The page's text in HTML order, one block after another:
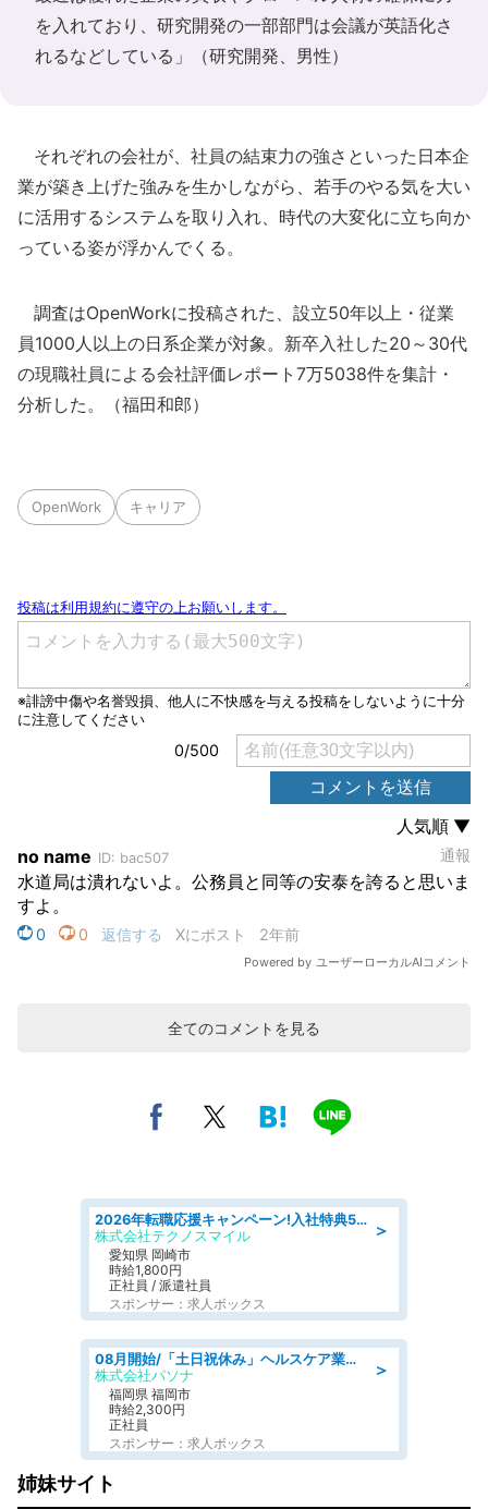
を入れており、研究開発の一部部門は会議が英語化さ
れるなどしている」（研究開発、男性）
それぞれの会社が、社員の結束力の強さといった日本企
業が築き上げた強みを生かしながら、若手のやる気を大い
に活用するシステムを取り入れ、時代の大変化に立ち向か
っている姿が浮かんでくる。
調査はOpenWorkに投稿された、設立50年以上・従業
員1000人以上の日系企業が対象。新卒入社した20～30代
の現職社員による会社評価レポート7万5038件を集計・
分析した。（福田和郎）
OpenWork キャリア
全てのコメントを見る
＞
2026年転職応援キャンペーン!入社特典58万円/デンソーで働こう!自動車工場で小型部品の検査業務 denso aichi
株式会社テクノスマイル
愛知県 岡崎市
時給1,800円
正社員 / 派遣社員
スポンサー：求人ボックス
＞
08月開始/「土日祝休み」ヘルスケア業界の産業保健師/高時給/未経験OK/要資格:保健師、正看護師
株式会社パソナ
福岡県 福岡市
時給2,300円
正社員
スポンサー：求人ボックス
姉妹サイト